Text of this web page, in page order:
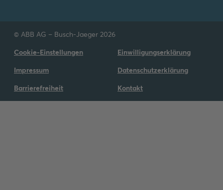
© ABB AG – Busch-Jaeger 2026
Cookie-Einstellungen
Einwilligungserklärung
Impressum
Datenschutzerklärung
Barrierefreiheit
Kontakt